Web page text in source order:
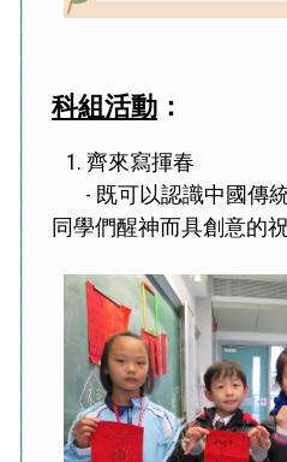
科組活動 ：
1. 齊來寫揮春
- 既可以認識中國傳
同學們醒神而具創意的